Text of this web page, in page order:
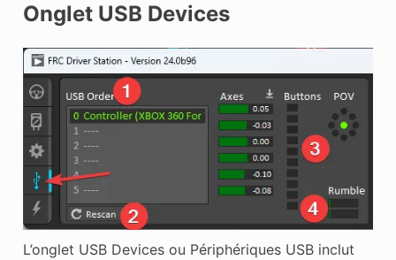
Onglet USB Devices
L’onglet USB Devices ou Périphériques USB inclut